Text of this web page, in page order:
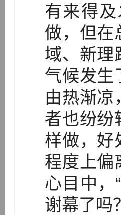
有来得
做，但在
域、新理
气候发生
由热渐凉
者也纷纷
样做，好
程度上偏
心目中，
谢幕了吗？